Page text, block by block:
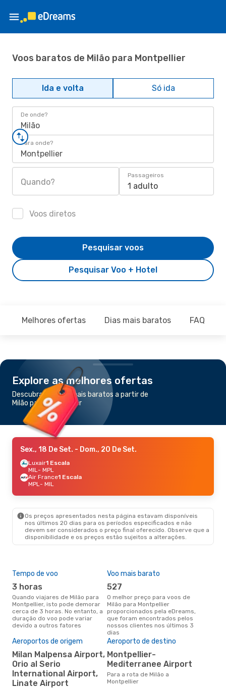
Voos baratos de Milão para Montpellier
Ida e volta Só ida
De onde?
Milão
Para onde?
Montpellier
Quando?
Passageiros
1 adulto
Voos diretos
Pesquisar Voo + Hotel
Pesquisar voos
Melhores ofertas Dias mais baratos FAQ
Explore as melhores ofertas
Descubra os voos mais baratos a partir de
Milão para Montpellier
Sex., 18 De Set. - Dom., 20 De Set.
Luxair1 Escala
MIL- MPL
Air France1 Escala
MPL- MIL
Os preços apresentados nesta página estavam disponíveis
nos últimos 20 dias para os períodos especificados e não
devem ser considerados o preço final oferecido. Observe que a
disponibilidade e os preços estão sujeitos a alterações.
Tempo de voo
3 horas
Quando viajares de Milão para
Montpellier, isto pode demorar
cerca de 3 horas. No entanto, a
duração do voo pode variar
devido a outros fatores
Voo mais barato
527
O melhor preço para voos de
Milão para Montpellier
proporcionados pela eDreams,
que foram encontrados pelos
nossos clientes nos últimos 3
dias
Aeroportos de origem
Milan Malpensa Airport,
Orio al Serio
International Airport,
Linate Airport
Aeroporto de destino
Montpellier-
Mediterranee Airport
Para a rota de Milão a
Montpellier